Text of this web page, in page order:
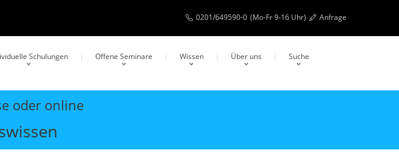
0201/649590-0 (Mo-Fr 9-16 Uhr) Anfrage
Schulungen Offene Seminare Wissen Über uns Suche
oder online